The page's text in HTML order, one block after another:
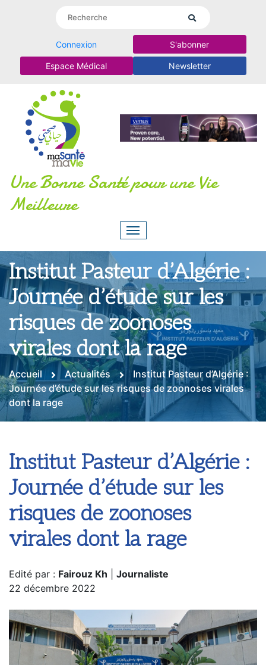
Connexion S'abonner
Espace Médical Newsletter
Une Bonne Santé pour une Vie
Meilleure
Institut Pasteur d’Algérie :
Journée d’étude sur les
risques de zoonoses
virales dont la rage
Accueil Actualités
Institut Pasteur d’Algérie :
Journée d’étude sur les risques de zoonoses virales
dont la rage
Institut Pasteur d’Algérie :
Journée d’étude sur les
risques de zoonoses
virales dont la rage
Edité par : Fairouz Kh
Journaliste
22 décembre 2022